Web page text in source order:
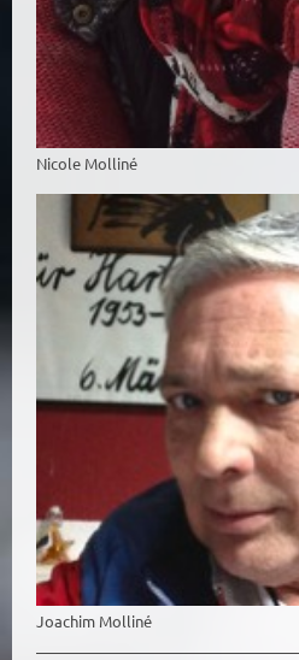
Nicole Molliné
Joachim Molliné